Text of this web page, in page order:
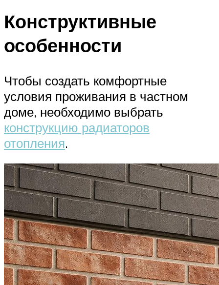
Конструктивные
особенности
Чтобы создать комфортные
условия проживания в частном
доме, необходимо выбрать
конструкцию радиаторов
отопления.